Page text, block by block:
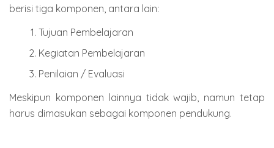
berisi tiga komponen, antara lain:
Tujuan Pembelajaran
Kegiatan Pembelajaran
Penilaian / Evaluasi
Meskipun komponen lainnya tidak wajib, namun tetap
harus dimasukan sebagai komponen pendukung.